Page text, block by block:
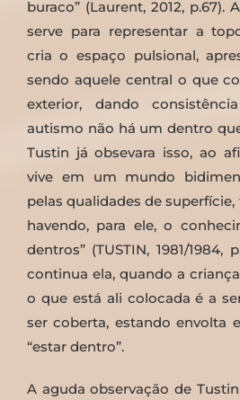
buraco” (Laurent, 2012, p.67).
serve para representar a
cria o espaço pulsional,
sendo aquele central o que
exterior, dando
autismo não há um dentro
Tustin já obsevara isso, ao
vive em um mundo
pelas qualidades de
havendo, para ele, o
dentros” (TUSTIN, 1981/1984,
continua ela, quando a
o que está ali colocada é a
ser coberta, estando envolta
“estar dentro”.
A aguda observação de